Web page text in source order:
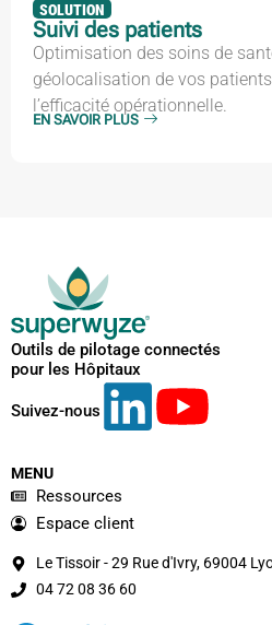
SOLUTION
Suivi des patients
Optimisation des soins de
géolocalisation de vos
l’efficacité opérationnelle.
EN SAVOIR PLUS
Outils de pilotage connectés
pour les Hôpitaux
Suivez-nous
MENU
Ressources
Espace client
Le Tissoir - 29 Rue d'Ivry, 69004
04 72 08 36 60